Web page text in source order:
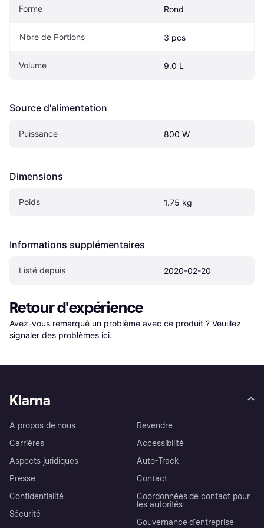
Forme Rond
Nbre de Portions 3 pcs
Volume 9.0 L
Source d'alimentation
Puissance 800 W
Dimensions
Poids 1.75 kg
Informations supplémentaires
Listé depuis 2020-02-20
Retour d'expérience
Avez-vous remarqué un problème avec ce produit ? Veuillez
signaler des problèmes ici.
Klarna
À propos de nous
Carrières
Aspects juridiques
Presse
Confidentialité
Sécurité
Revendre
Accessibilité
Auto-Track
Contact
Coordonnées de contact pour
les autorités
Gouvernance d’entreprise